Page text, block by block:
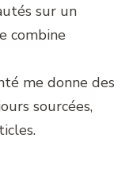
sur un
combine
me donne des
sourcées,